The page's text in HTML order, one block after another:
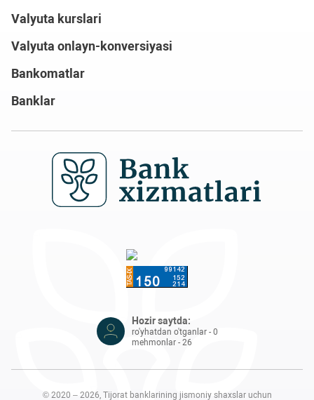
Valyuta kurslari
Valyuta onlayn-konversiyasi
Bankomatlar
Banklar
Hozir saytda:
ro'yhatdan o'tganlar - 0
mehmonlar - 26
© 2020 – 2026, Tijorat banklarining jismoniy shaxslar uchun